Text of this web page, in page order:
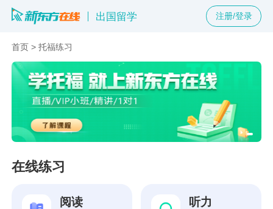
出国留学 注册/登录
首页 >托福练习
在线练习
阅读 听力